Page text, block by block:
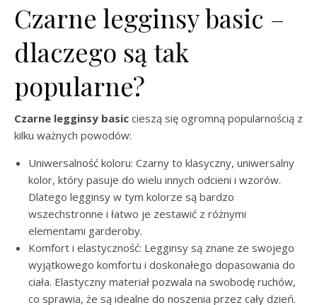
Czarne legginsy basic –
dlaczego są tak
popularne?
Czarne legginsy basic cieszą się ogromną popularnością z
kilku ważnych powodów:
Uniwersalność koloru: Czarny to klasyczny, uniwersalny
kolor, który pasuje do wielu innych odcieni i wzorów.
Dlatego legginsy w tym kolorze są bardzo
wszechstronne i łatwo je zestawić z różnymi
elementami garderoby.
Komfort i elastyczność: Legginsy są znane ze swojego
wyjątkowego komfortu i doskonałego dopasowania do
ciała. Elastyczny materiał pozwala na swobodę ruchów,
co sprawia, że są idealne do noszenia przez cały dzień.